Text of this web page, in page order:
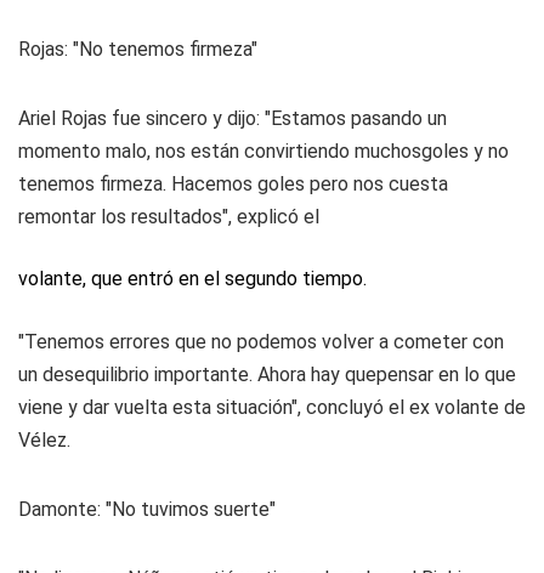
Rojas: "No tenemos firmeza"
Ariel Rojas fue sincero y dijo: "Estamos pasando un
momento malo, nos están convirtiendo muchosgoles y no
tenemos firmeza. Hacemos goles pero nos cuesta
remontar los resultados", explicó el
volante, que entró en el segundo tiempo.
"Tenemos errores que no podemos volver a cometer con
un desequilibrio importante. Ahora hay quepensar en lo que
viene y dar vuelta esta situación", concluyó el ex volante de
Vélez.
Damonte: "No tuvimos suerte"